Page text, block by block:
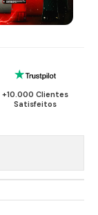
+10.000 Clientes
Satisfeitos